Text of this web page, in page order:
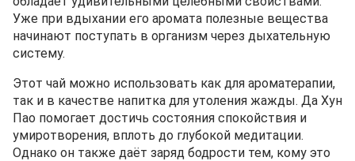
Уже при вдыхании его аромата полезные вещества
начинают поступать в организм через дыхательную
систему.
Этот чай можно использовать как для ароматерапии,
так и в качестве напитка для утоления жажды. Да Хун
Пао помогает достичь состояния спокойствия и
умиротворения, вплоть до глубокой медитации.
Однако он также даёт заряд бодрости тем, кому это